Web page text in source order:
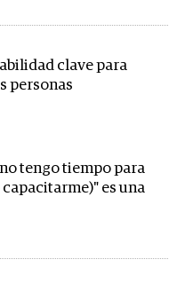
clave para
personas
tengo tiempo para
es una